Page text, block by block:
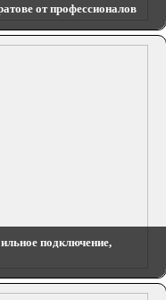
от профессионалов
подключение,